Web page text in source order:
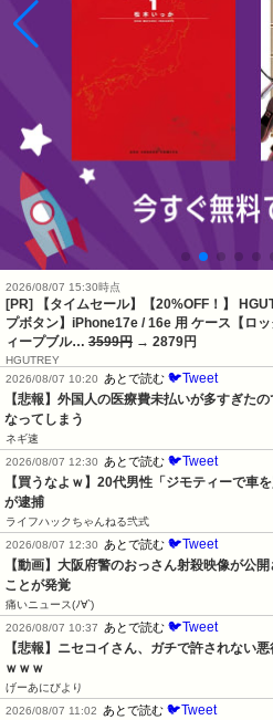
2026/08/07 15:30時点
[PR] 【タイムセール】【20%OFF！】
プボタン】iPhone17e / 16e 用 ケース【ロ
ィープブル… 3599円 → 2879円
HGUTREY
2026/08/07 10:20
あとで読む 🐦Tweet
【悲報】外国人の医療費未払いが多すぎた
なってしまう
ネギ速
2026/08/07 12:30
あとで読む 🐦Tweet
【買うなよｗ】20代男性「ジモティーで車
が逮捕
ライフハックちゃんねる弐式
2026/08/07 12:30
あとで読む 🐦Tweet
【動画】大阪府警のおっさん射殺映像が公
ことが発覚
痛いニュース(ﾉ∀`)
2026/08/07 10:37
あとで読む 🐦Tweet
【悲報】ニセコイさん、ガチで許されない
ｗｗｗ
げーあにびより
2026/08/07 11:02
あとで読む 🐦Tweet